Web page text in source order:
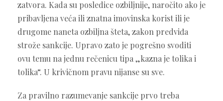
zatvora. Kada su posledice ozbiljnije, naročito ako je
pribavljena veća ili znatna imovinska korist ili je
drugome naneta ozbiljna šteta, zakon predviđa
strože sankcije. Upravo zato je pogrešno svoditi
ovu temu na jednu rečenicu tipa „kazna je tolika i
tolika“. U krivičnom pravu nijanse su sve.
Za pravilno razumevanje sankcije prvo treba